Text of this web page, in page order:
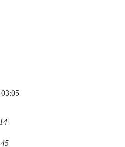
03:05
14
45